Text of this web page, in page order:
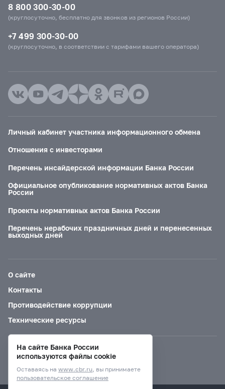
8 800 300-30-00
(круглосуточно, бесплатно для звонков из регионов России)
+7 499 300-30-00
(круглосуточно, в соответствии с тарифами вашего оператора)
Личный кабинет участника информационного обмена
Отношения с инвесторами
Перечень инсайдерской информации Банка России
Официальное опубликование нормативных актов Банка
России
Проекты нормативных актов Банка России
Перечень нерабочих праздничных дней и перенесенных
выходных дней
О сайте
Контакты
Противодействие коррупции
Технические ресурсы
Версия для слабовидящих
На сайте Банка России
используются файлы cookie
Оставаясь на www.cbr.ru, вы принимаете
пользовательское соглашение